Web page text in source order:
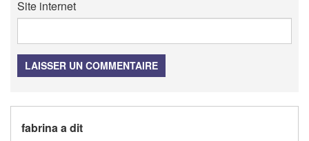
Site internet
LAISSER UN COMMENTAIRE
fabrina a dit